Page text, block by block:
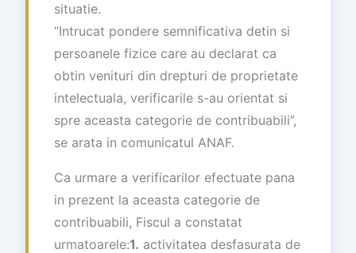
situatie.
“Intrucat pondere semnificativa detin si
persoanele fizice care au declarat ca
obtin venituri din drepturi de proprietate
intelectuala, verificarile s-au orientat si
spre aceasta categorie de contribuabili”,
se arata in comunicatul ANAF.
Ca urmare a verificarilor efectuate pana
in prezent la aceasta categorie de
contribuabili, Fiscul a constatat
urmatoarele:1. activitatea desfasurata de